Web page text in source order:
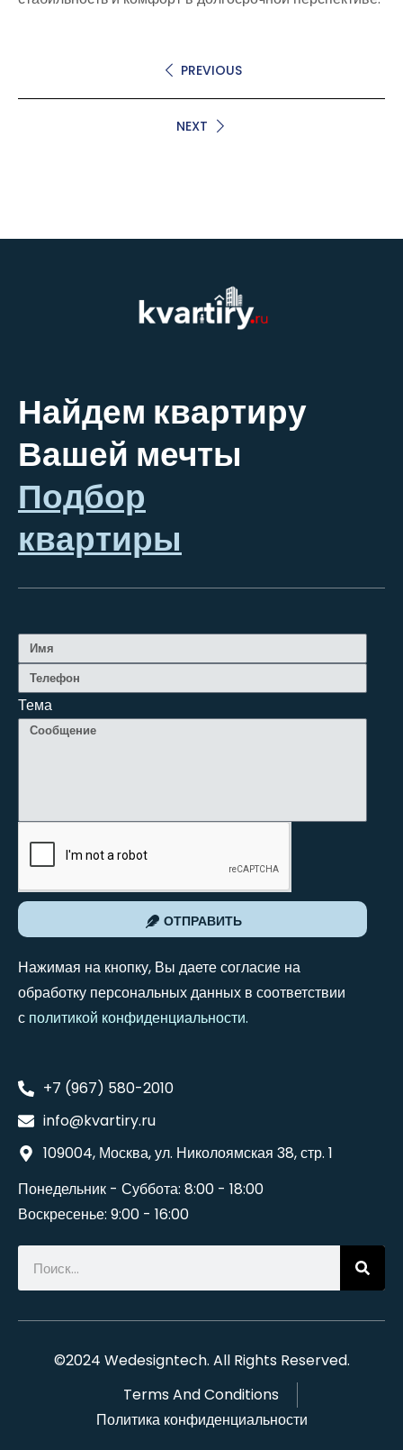
PREVIOUS
NEXT
Найдем квартиру
Вашей мечты
Подбор
квартиры
Тема
ОТПРАВИТЬ
Нажимая на кнопку, Вы даете согласие на
обработку персональных данных в соответствии
с политикой конфиденциальности.
+7 (967) 580-2010
info@kvartiry.ru
109004, Москва, ул. Николоямская 38, стр. 1
Понедельник - Суббота: 8:00 - 18:00
Воскресенье: 9:00 - 16:00
©2024 Wedesigntech. All Rights Reserved.
Terms And Conditions
Политика конфиденциальности